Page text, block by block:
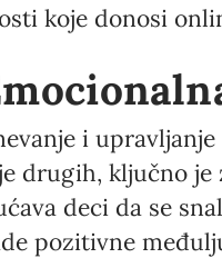
koje donosi
i
drugih, ključno
deci da se
pozitivne